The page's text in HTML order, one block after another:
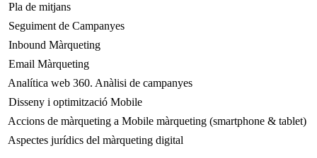
 Pla de mitjans
 Seguiment de Campanyes
 Inbound Màrqueting
 Email Màrqueting
 Analítica web 360. Anàlisi de campanyes
 Disseny i optimització Mobile
 Accions de màrqueting a Mobile màrqueting (smartphone & tablet)
 Aspectes jurídics del màrqueting digital